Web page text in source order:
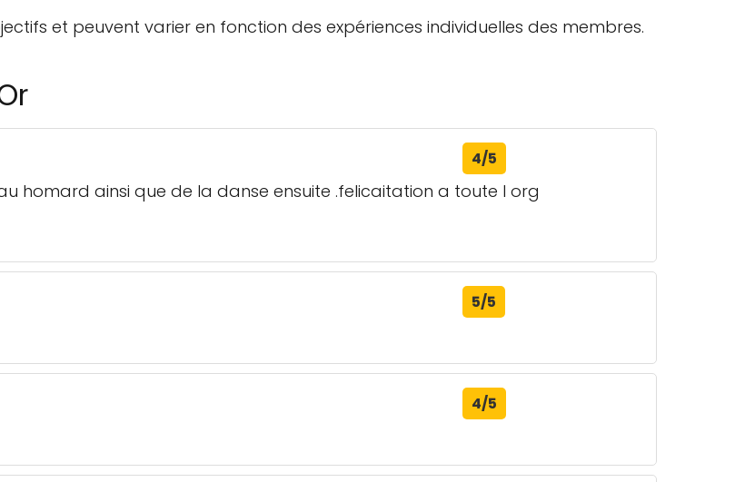
et peuvent varier en fonction des expériences individuelles des membres.
4/5
homard ainsi que de la danse ensuite .felicaitation a toute l org
5/5
4/5